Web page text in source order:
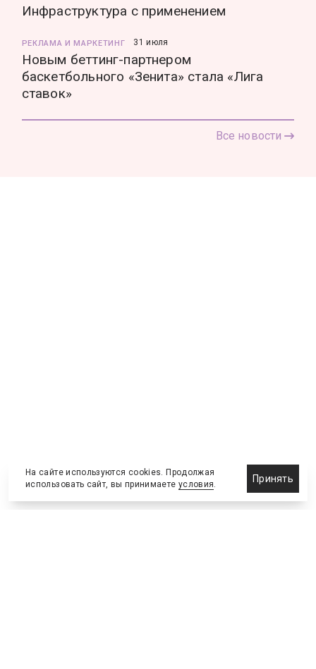
Инфраструктура с применением
РЕКЛАМА И МАРКЕТИНГ 31 июля
Новым беттинг-партнером
баскетбольного «Зенита» стала «Лига
ставок»
Все новости
На сайте используются cookies. Продолжая
использовать сайт, вы принимаете условия.
Принять